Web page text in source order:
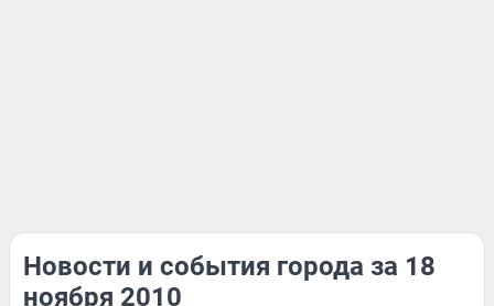
Новости и события города за 18
ноября 2010